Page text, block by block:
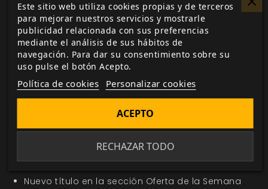
Me gusta esto
Etiquetas: Resurgir del Dragón accesorio
fantasia juego de rol SDR Dragones Mazmorras
Colectivo 9 Dungeons
Hipótido d20
Nuevo título en la sección Oferta de la Semana
Este sitio web utiliza cookies propias y de terceros
para mejorar nuestros servicios y mostrarle
publicidad relacionada con sus preferencias
mediante el análisis de sus hábitos de
navegación. Para dar su consentimiento sobre su
uso pulse el botón Acepto.
Política de cookies Personalizar cookies
RECHAZAR TODO
ACEPTO